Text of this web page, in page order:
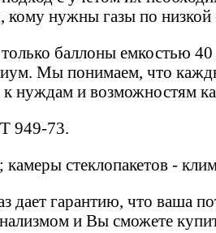
нужны газы по
баллоны емкостью
Мы понимаем, что
нуждам и возможностям
949-73.
стеклопакетов -
гарантию, что ваша
и Вы сможете